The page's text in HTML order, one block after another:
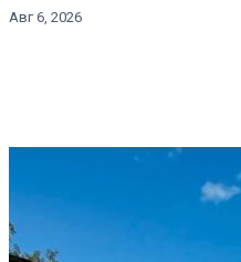
Авг 6, 2026